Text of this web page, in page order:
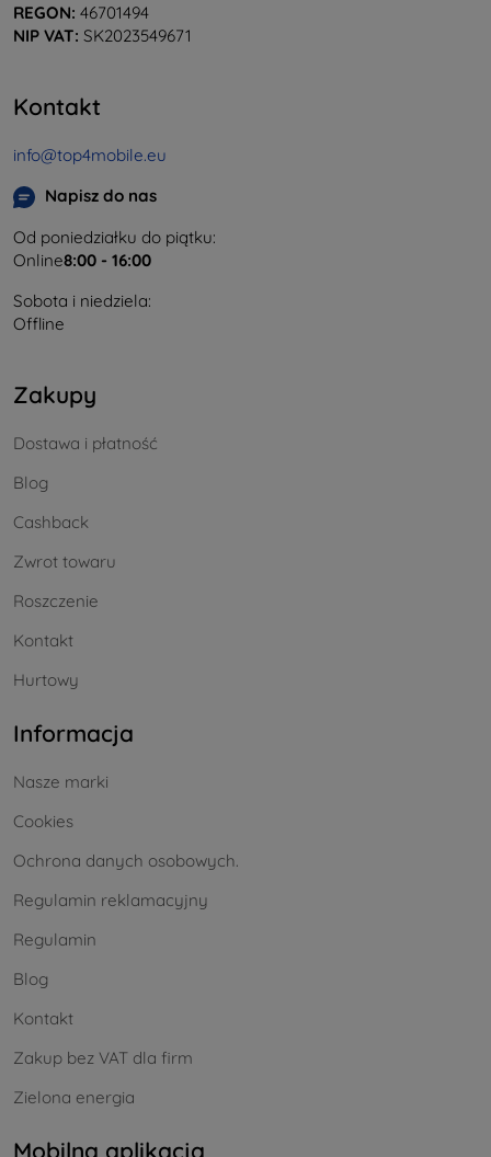
REGON: 46701494
NIP VAT: SK2023549671
Kontakt
info@top4mobile.eu
Napisz do nas
Od poniedziałku do piątku:
Online8:00 - 16:00
Sobota i niedziela:
Offline
Zakupy
Dostawa i płatność
Blog
Cashback
Zwrot towaru
Roszczenie
Kontakt
Hurtowy
Informacja
Nasze marki
Cookies
Ochrona danych osobowych.
Regulamin reklamacyjny
Regulamin
Blog
Kontakt
Zakup bez VAT dla firm
Zielona energia
Mobilna aplikacja